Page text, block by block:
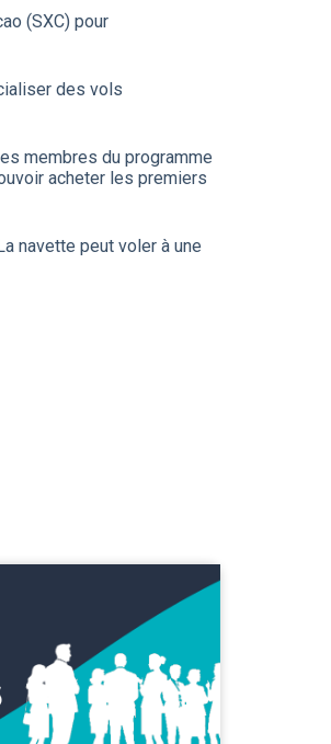
(SXC) pour
des vols
membres du programme
acheter les premiers
navette peut voler à une